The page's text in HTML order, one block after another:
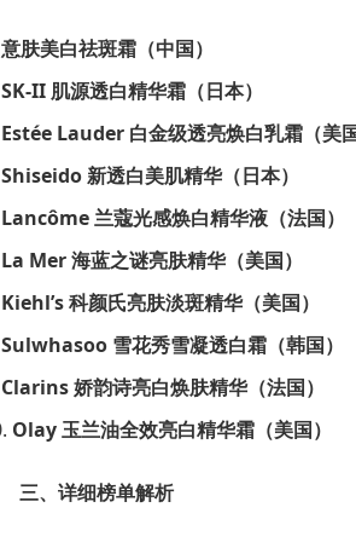
意肤美白祛斑霜（中国）
SK-II 肌源透白精华霜（日本）
Estée Lauder 白金级透亮焕白乳霜（美
Shiseido 新透白美肌精华（日本）
Lancôme 兰蔻光感焕白精华液（法国）
La Mer 海蓝之谜亮肤精华（美国）
Kiehl’s 科颜氏亮肤淡斑精华（美国）
Sulwhasoo 雪花秀雪凝透白霜（韩国）
Clarins 娇韵诗亮白焕肤精华（法国）
Olay 玉兰油全效亮白精华霜（美国）
三、详细榜单解析